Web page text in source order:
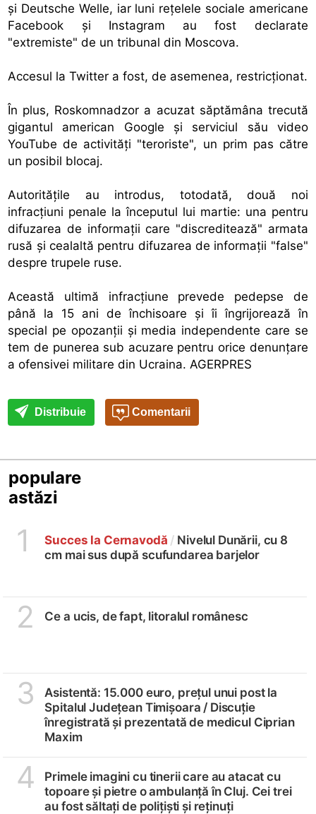
şi Deutsche Welle, iar luni reţelele sociale americane
Facebook şi Instagram au fost declarate
"extremiste" de un tribunal din Moscova.
Accesul la Twitter a fost, de asemenea, restricţionat.
În plus, Roskomnadzor a acuzat săptămâna trecută
gigantul american Google şi serviciul său video
YouTube de activităţi "teroriste", un prim pas către
un posibil blocaj.
Autorităţile au introdus, totodată, două noi
infracţiuni penale la începutul lui martie: una pentru
difuzarea de informaţii care "discreditează" armata
rusă şi cealaltă pentru difuzarea de informaţii "false"
despre trupele ruse.
Această ultimă infracţiune prevede pedepse de
până la 15 ani de închisoare şi îi îngrijorează în
special pe opozanţii şi media independente care se
tem de punerea sub acuzare pentru orice denunţare
a ofensivei militare din Ucraina. AGERPRES
Distribuie Comentarii
populare
astăzi
1 Succes la Cernavodă / Nivelul Dunării, cu 8
cm mai sus după scufundarea barjelor
2 Ce a ucis, de fapt, litoralul românesc
3
Asistentă: 15.000 euro, prețul unui post la
Spitalul Județean Timișoara / Discuție
înregistrată și prezentată de medicul Ciprian
Maxim
4
Primele imagini cu tinerii care au atacat cu
topoare și pietre o ambulanță în Cluj. Cei trei
au fost săltați de polițiști și reținuți